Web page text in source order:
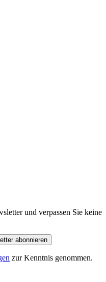
und verpassen Sie keine
abonnieren
zur Kenntnis genommen.